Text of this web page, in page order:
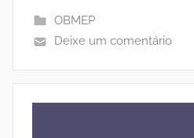
OBMEP
Deixe um comentário